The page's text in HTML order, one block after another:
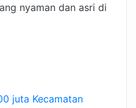
nyaman dan asri di
juta Kecamatan